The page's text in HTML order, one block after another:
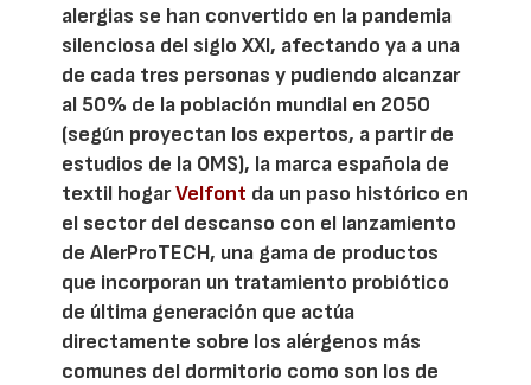
alergias se han convertido en la pandemia
silenciosa del siglo XXI, afectando ya a una
de cada tres personas y pudiendo alcanzar
al 50% de la población mundial en 2050
(según proyectan los expertos, a partir de
estudios de la OMS), la marca española de
textil hogarVelfont da un paso histórico en
el sector del descanso con el lanzamiento
de AlerProTECH, una gama de productos
que incorporan un tratamiento probiótico
de última generación que actúa
directamente sobre los alérgenos más
comunes del dormitorio como son los de